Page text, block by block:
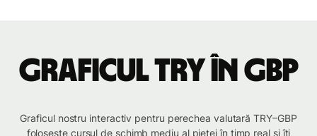
Graficul TRY în GBP
Graficul nostru interactiv pentru perechea valutară TRY–GBP
folosește cursul de schimb mediu al pieței în timp real și îți